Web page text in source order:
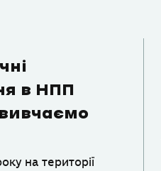
в НПП
на території